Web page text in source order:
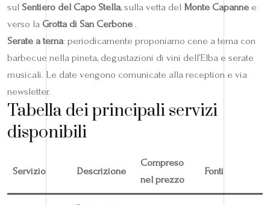
sul Sentiero del Capo Stella, sulla vetta del Monte Capanne e
verso la Grotta di San Cerbone .
Serate a tema: periodicamente proponiamo cene a tema con
barbecue nella pineta, degustazioni di vini dell’Elba e serate
musicali. Le date vengono comunicate alla reception e via
newsletter.
Tabella dei principali servizi
disponibili
Servizio Descrizione
Compreso
nel prezzo
Fonti